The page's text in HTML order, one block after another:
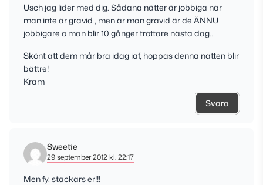
Usch jag lider med dig. Sådana nätter är jobbiga när
man inte är gravid , men är man gravid är de ÄNNU
jobbigare o man blir 10 gånger tröttare nästa dag..
Skönt att dem mår bra idag iaf, hoppas denna natten blir
bättre!
Kram
Svara
Sweetie
29 september 2012 kl. 22:17
Men fy, stackars er!!!